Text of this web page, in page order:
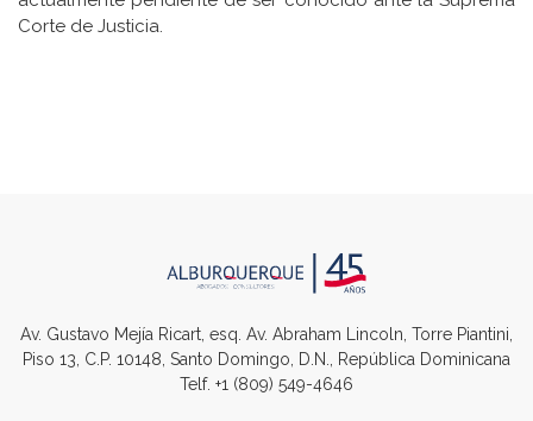
Corte de Justicia.
Av. Gustavo Mejía Ricart, esq. Av. Abraham Lincoln, Torre Piantini,
Piso 13, C.P. 10148, Santo Domingo, D.N., República Dominicana
Telf. +1 (809) 549-4646